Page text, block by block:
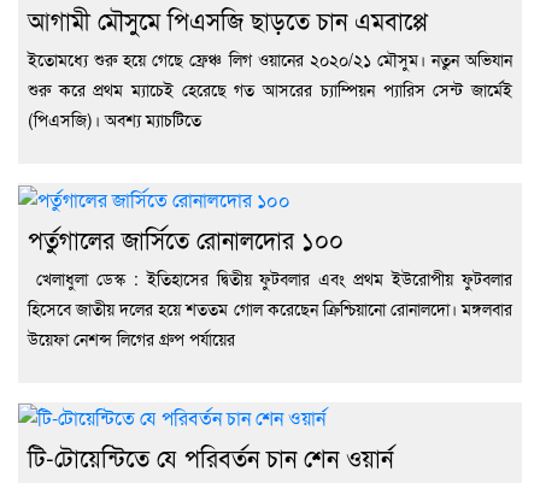
আগামী মৌসুমে পিএসজি ছাড়তে চান এমবাপ্পে
ইতোমধ্যে শুরু হয়ে গেছে ফ্রেঞ্চ লিগ ওয়ানের ২০২০/২১ মৌসুম। নতুন অভিযান
শুরু করে প্রথম ম্যাচেই হেরেছে গত আসরের চ্যাম্পিয়ন প্যারিস সেন্ট জার্মেই
(পিএসজি)। অবশ্য ম্যাচটিতে
পর্তুগালের জার্সিতে রোনালদোর ১০০
খেলাধুলা ডেস্ক : ইতিহাসের দ্বিতীয় ফুটবলার এবং প্রথম ইউরোপীয় ফুটবলার
হিসেবে জাতীয় দলের হয়ে শততম গোল করেছেন ক্রিশ্চিয়ানো রোনালদো। মঙ্গলবার
উয়েফা নেশন্স লিগের গ্রুপ পর্যায়ের
টি-টোয়েন্টিতে যে পরিবর্তন চান শেন ওয়ার্ন